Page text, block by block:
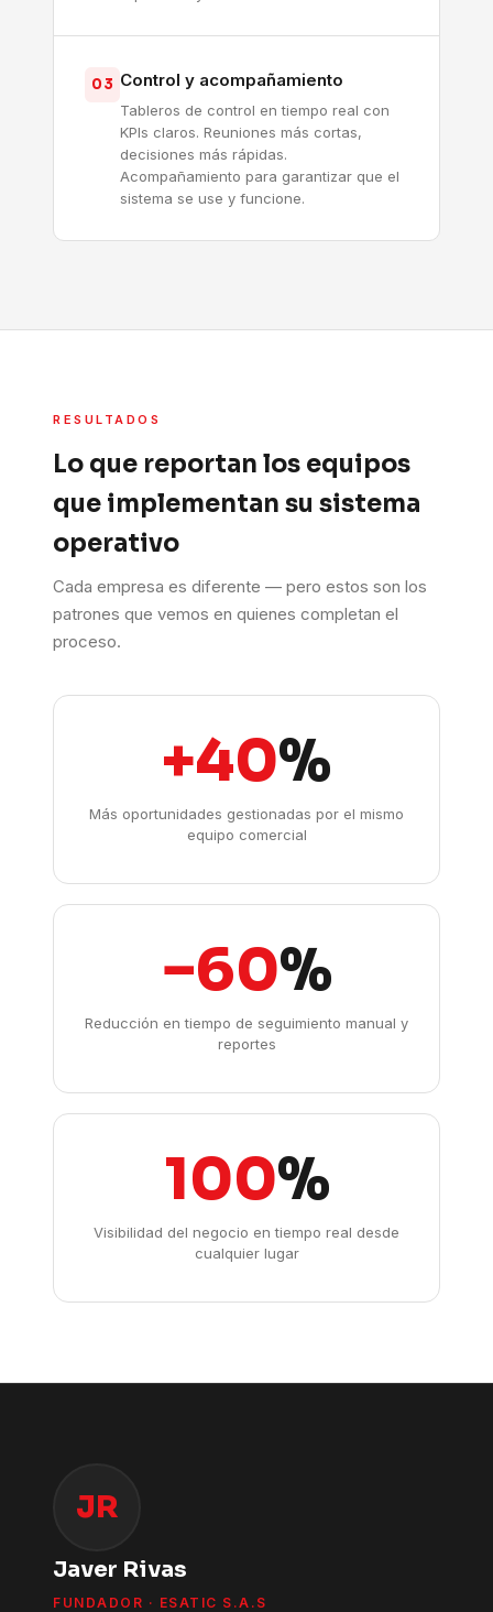
03 Control y acompañamiento
Tableros de control en tiempo real con
KPIs claros. Reuniones más cortas,
decisiones más rápidas.
Acompañamiento para garantizar que el
sistema se use y funcione.
RESULTADOS
Lo que reportan los equipos
que implementan su sistema
operativo
Cada empresa es diferente — pero estos son los
patrones que vemos en quienes completan el
proceso.
+40%
Más oportunidades gestionadas por el mismo
equipo comercial
−60%
Reducción en tiempo de seguimiento manual y
reportes
100%
Visibilidad del negocio en tiempo real desde
cualquier lugar
JR
Javer Rivas
FUNDADOR · ESATIC S.A.S